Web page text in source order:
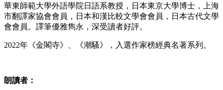
華東師範大學外語學院日語系教授，日本東京大學博士，上海
市翻譯家協會會員，日本和漢比較文學會會員，日本古代文學
會會員。譯筆優雅雋永，深受讀者好評。
2022年《金閣寺》、《潮騷》，入選作家榜經典名著系列。
朗讀者：